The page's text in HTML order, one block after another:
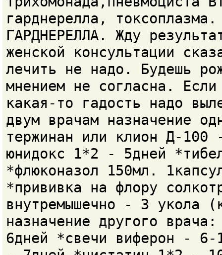
гарднерелла,
ГАРДНЕРЕЛЛА. Жду
женской консультации
лечить не надо. Будешь
мнением не согласна.
какая-то гадость надо
двум врачам назначение
тержинан или клион Д-100
юнидокс 1*2 - 5дней
*флюконазол 150мл.
*прививка на флору
внутремышечно - 3 укола
назначение другого
6дней *свечи виферон - 6-